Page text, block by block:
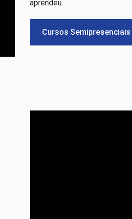
aprendeu.
Cursos Semipresenciais